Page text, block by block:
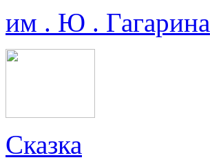
им . Ю . Гагарина
Сказка